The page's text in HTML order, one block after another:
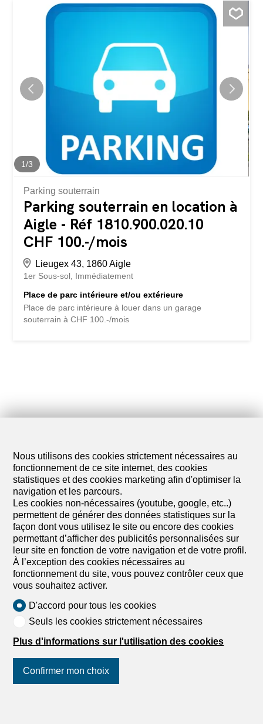
se situe dans une maison villageoise comprenant quatre
logements qui dispose d'un jardin collectif ainsi que d'une
Proche des transports publics, des commerces, des
écoles et d'un espace de jeux pour les enfants, ce
logement est idéal pour une famille.
1/3
Parking souterrain
Parking souterrain en location à
Aigle - Réf 1810.900.020.10
CHF 100.-/mois
Lieugex 43, 1860 Aigle
1er Sous-sol Immédiatement
Place de parc intérieure et/ou extérieure
Place de parc intérieure à louer dans un garage
souterrain à CHF 100.-/mois
Trouvez votre bien immobilier à louer
en Suisse
Nous utilisons des cookies strictement nécessaires au
fonctionnement de ce site internet, des cookies
statistiques et des cookies marketing afin d'optimiser la
navigation et les parcours.
Les cookies non-nécessaires (youtube, google, etc..)
permettent de générer des données statistiques sur la
façon dont vous utilisez le site ou encore des cookies
permettant d’afficher des publicités personnalisées sur
leur site en fonction de votre navigation et de votre profil.
À l’exception des cookies nécessaires au
fonctionnement du site, vous pouvez contrôler ceux que
vous souhaitez activer.
D'accord pour tous les cookies
Seuls les cookies strictement nécessaires
Plus d'informations sur l'utilisation des cookies
Confirmer mon choix